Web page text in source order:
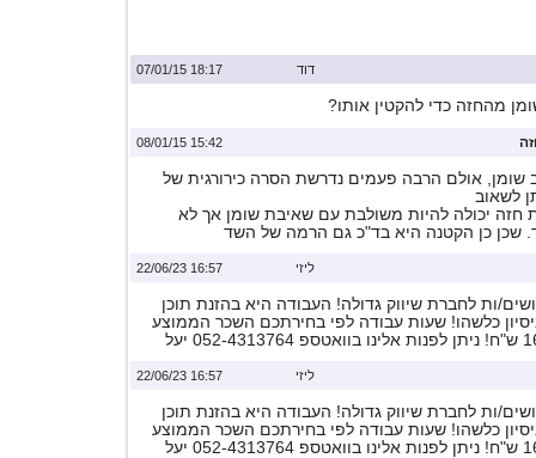
18:17 07/01/15 דוד
מהחזה כדי להקטין אותו?
15:42 08/01/15
שומן, אולם הרבה פעמים נדרשת הסרה כירורגית של
לשאוב
חזה יכולה להיות משולבת עם שאיבת שומן אך לא
שכן כן הקטנה היא בד"כ גם הרמה של השד
16:57 22/06/23 ליזי
ות לחברת שיווק גדולה! העבודה היא בהזנת תוכן
כלשהו! שעות עבודה לפי בחירתכם השכר הממוצע
16:57 22/06/23 ליזי
ות לחברת שיווק גדולה! העבודה היא בהזנת תוכן
כלשהו! שעות עבודה לפי בחירתכם השכר הממוצע